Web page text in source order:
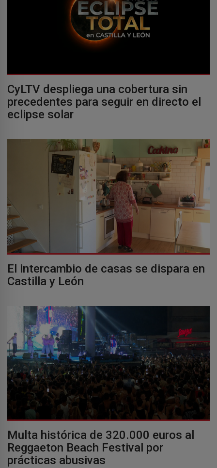
CyLTV despliega una cobertura sin
precedentes para seguir en directo el
eclipse solar
El intercambio de casas se dispara en
Castilla y León
Multa histórica de 320.000 euros al
Reggaeton Beach Festival por
prácticas abusivas